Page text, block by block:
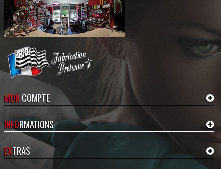
MONCOMPTE
INFORMATIONS
EXTRAS